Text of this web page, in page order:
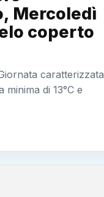
Mercoledì
coperto
caratterizzata
di 13°C e